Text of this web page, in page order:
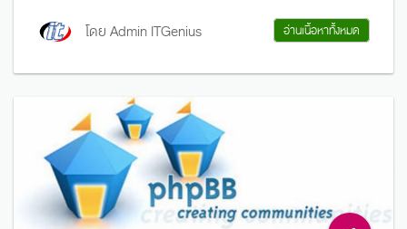
โดย Admin ITGenius อ่านเนื้อหาทั้งหมด